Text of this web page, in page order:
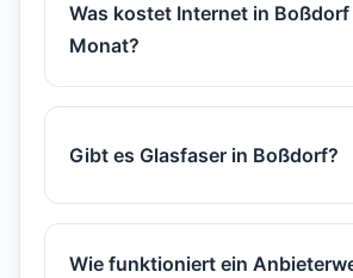
Was kostet Internet in Boßdorf
Monat?
Gibt es Glasfaser in Boßdorf?
Wie funktioniert ein